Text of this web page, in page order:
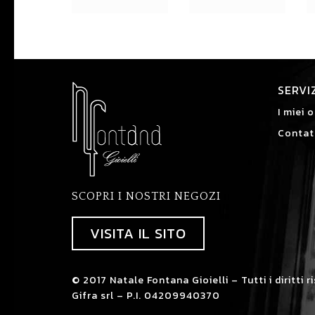
SCOPRI I NOSTRI NEGOZI
VISITA IL SITO
I miei
© 2017 Natale Fontana Gioielli – Tutti i diritti
Gifra srl – P.I. 04209940370